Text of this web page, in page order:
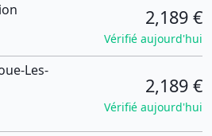
2,189 €
Vérifié aujourd'hui
Les-
2,189 €
Vérifié aujourd'hui